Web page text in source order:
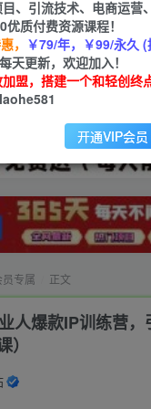
员专属 正文
人爆款IP训练营
、引流技术、电商运营
质付费资源课程！
， ￥79/年，￥99/永久 (
每天更新，欢迎加入！
盟，搭建一个和轻创终
开通VIP会员